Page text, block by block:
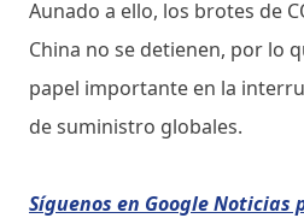
Aunado a ello, los brotes de
China no se detienen, por lo
papel importante en la
de suministro globales.
Síguenos en Google